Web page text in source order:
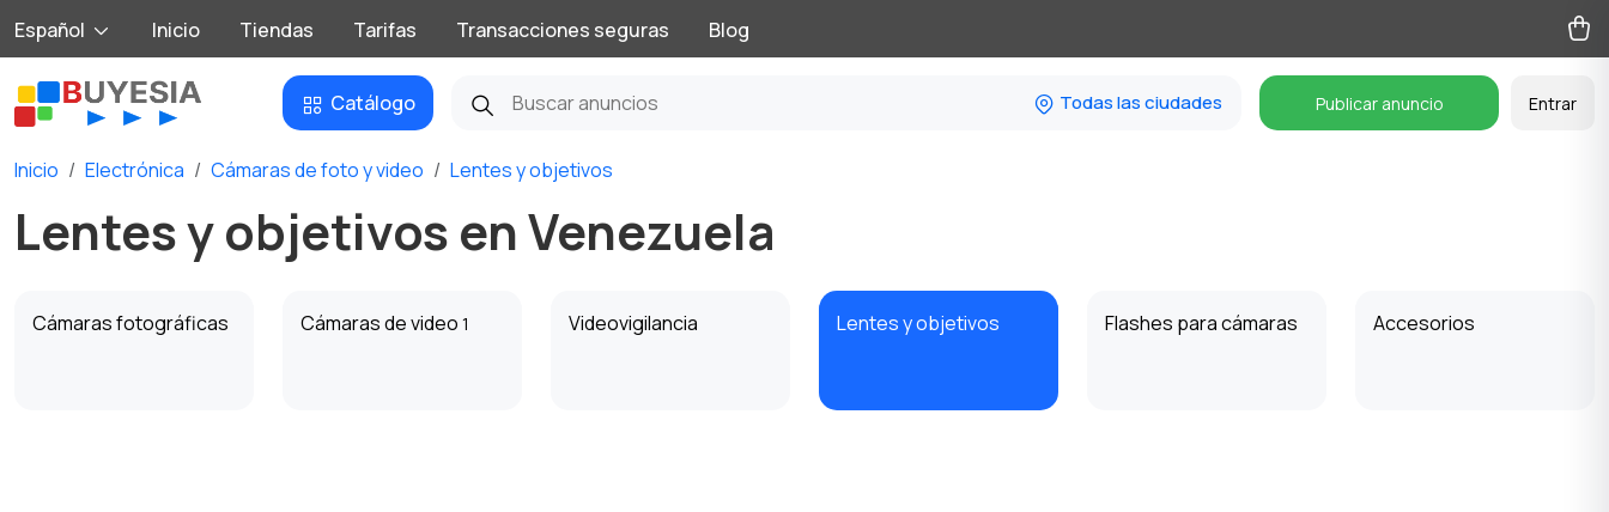
Español Inicio Tiendas Tarifas Transacciones seguras Blog
Catálogo Todas las ciudades Publicar anuncio Entrar
Inicio Electrónica Cámaras de foto y video Lentes y objetivos
Lentes y objetivos en Venezuela
Cámaras fotográficas Cámaras de video 1 Videovigilancia Lentes y objetivos Flashes para cámaras Accesorios